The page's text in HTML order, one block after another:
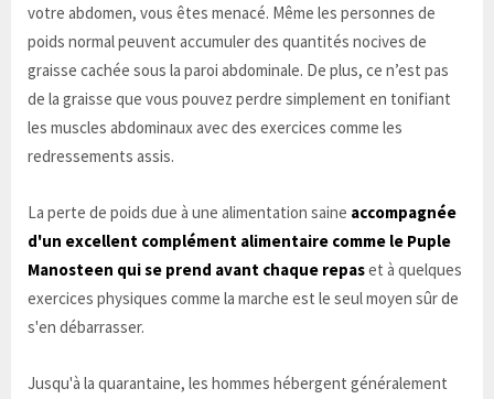
votre abdomen, vous êtes menacé. Même les personnes de
poids normal peuvent accumuler des quantités nocives de
graisse cachée sous la paroi abdominale. De plus, ce n’est pas
de la graisse que vous pouvez perdre simplement en tonifiant
les muscles abdominaux avec des exercices comme les
redressements assis.
La perte de poids due à une alimentation saine accompagnée
d'un excellent complément alimentaire comme le Puple
Manosteen qui se prend avant chaque repaset à quelques
exercices physiques comme la marche est le seul moyen sûr de
s'en débarrasser.
Jusqu'à la quarantaine, les hommes hébergent généralement